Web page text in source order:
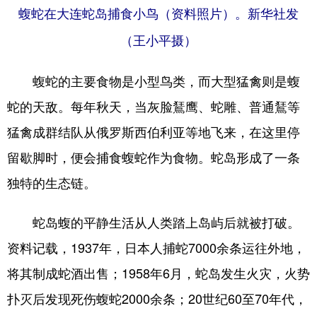
蝮蛇在大连蛇岛捕食小鸟（资料照片）。新华社发
（王小平摄）
蝮蛇的主要食物是小型鸟类，而大型猛禽则是蝮
蛇的天敌。每年秋天，当灰脸鵟鹰、蛇雕、普通鵟等
猛禽成群结队从俄罗斯西伯利亚等地飞来，在这里停
留歇脚时，便会捕食蝮蛇作为食物。蛇岛形成了一条
独特的生态链。
蛇岛蝮的平静生活从人类踏上岛屿后就被打破。
资料记载，1937年，日本人捕蛇7000余条运往外地，
将其制成蛇酒出售；1958年6月，蛇岛发生火灾，火势
扑灭后发现死伤蝮蛇2000余条；20世纪60至70年代，